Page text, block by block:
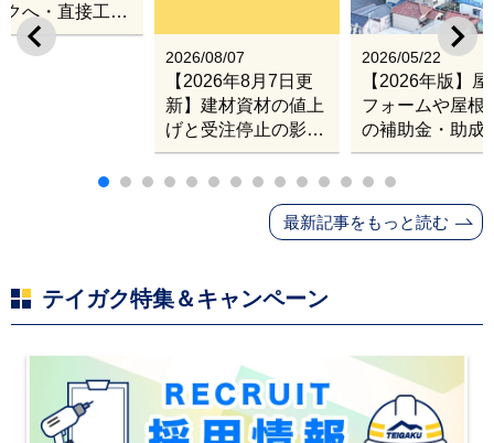
2026/08/07
【2026年8月7日更
新】建材資材の値上
げと受注停止の影響
｜塗料・屋根材・シ
ンナー・断熱材・ル
ーフィングの値上げ
と材料入手困難・出
2026/05/22
【2026年版】
フォームや屋根
の補助金・助成
業
クへ・直接工事
張改修サービス
最新記事をもっと読む
テイガク特集＆キャンペーン